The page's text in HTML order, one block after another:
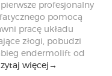
profesjonalny
pomocą
pracę układu
złogi, pobudzi
endermolift od
więcej →